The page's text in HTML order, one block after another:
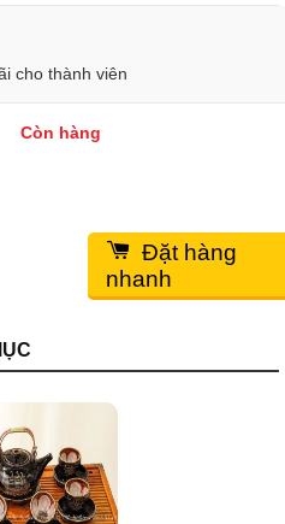
cho thành viên
Còn hàng
Đặt hàng
nhanh